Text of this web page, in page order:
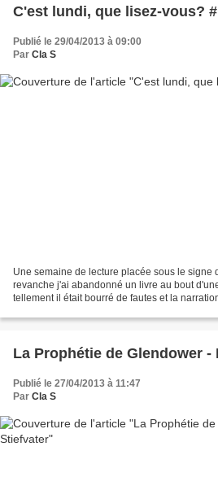
C'est lundi, que lisez-vous?
Publié le 29/04/2013 à 09:00
Par Cla S
Une semaine de lecture placée sous le signe
revanche j'ai abandonné un livre au bout
tellement il était bourré de fautes et la
La Prophétie de Glendower -
Publié le 27/04/2013 à 11:47
Par Cla S